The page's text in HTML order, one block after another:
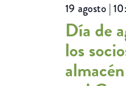
Día de
los
19 agosto |